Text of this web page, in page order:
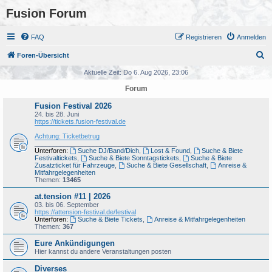
Fusion Forum
FAQ Anmelden
Registrieren
Foren-Übersicht
Aktuelle Zeit: Do 6. Aug 2026, 23:06
Forum
Fusion Festival 2026
24. bis 28. Juni
https://tickets.fusion-festival.de
Achtung: Ticketbetrug
Unterforen:
Suche DJ/Band/Dich, Lost & Found,
Suche & Biete
Festivaltickets
Suche & Biete Sonntagstickets
Suche & Biete
Zusatzticket für Fahrzeuge
Suche & Biete Gesellschaft,
Anreise &
Mitfahrgelegenheiten
Themen: 13465
at.tension #11 | 2026
03. bis 06. September
https://attension-festival.de/festival
Unterforen:
Suche & Biete Tickets
Anreise & Mitfahrgelegenheiten
Themen: 367
Eure Ankündigungen
Hier kannst du andere Veranstaltungen posten
Diverses